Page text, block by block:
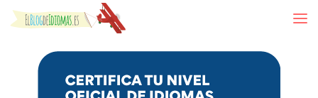
Skip to content